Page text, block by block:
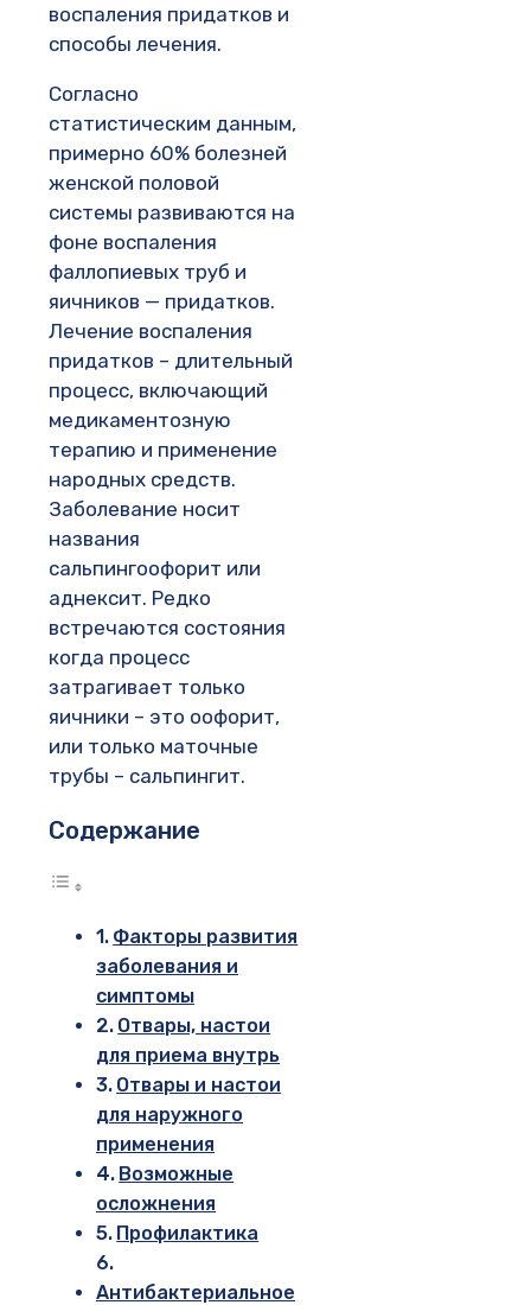
воспаления придатков и
способы лечения.
Согласно
статистическим данным,
примерно 60% болезней
женской половой
системы развиваются на
фоне воспаления
фаллопиевых труб и
яичников — придатков.
Лечение воспаления
придатков – длительный
процесс, включающий
медикаментозную
терапию и применение
народных средств.
Заболевание носит
названия
сальпингоофорит или
аднексит. Редко
встречаются состояния
когда процесс
затрагивает только
яичники – это оофорит,
или только маточные
трубы – сальпингит.
Содержание
Факторы развития
заболевания и
симптомы
Отвары, настои
для приема внутрь
Отвары и настои
для наружного
применения
Возможные
осложнения
Профилактика
Антибактериальное